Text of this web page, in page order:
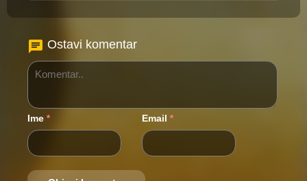
Ostavi komentar
Ime * Email *